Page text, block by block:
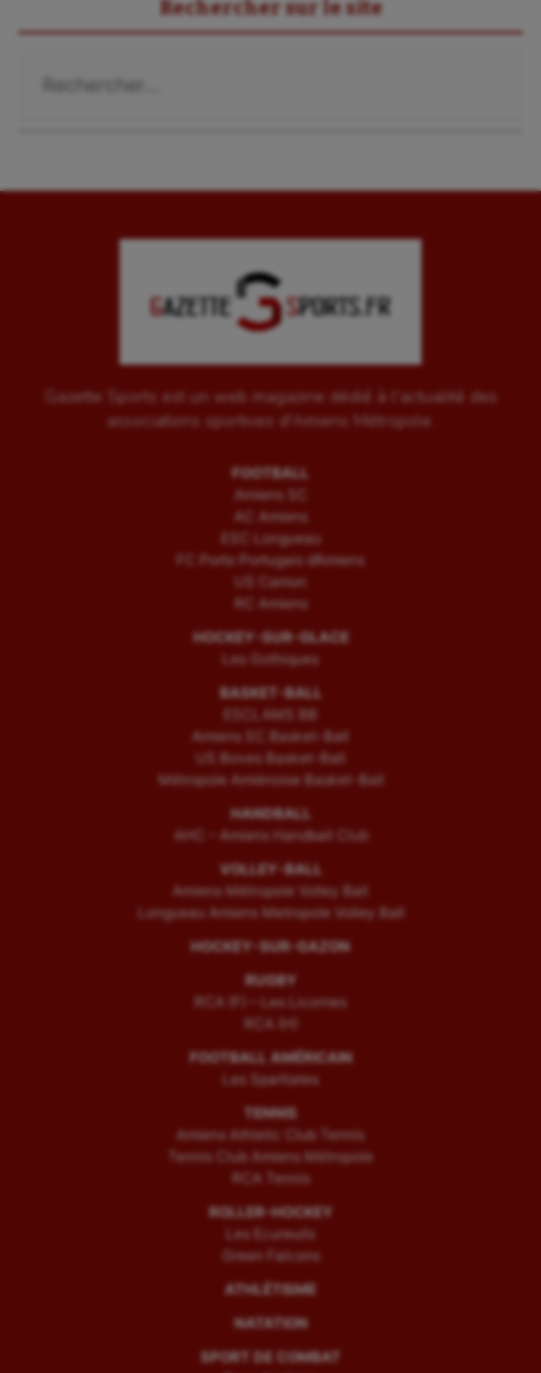
Sport-santé
Ultimate frisbee
UNSS
Voile
Water-polo
Rechercher sur le site
Gazette Sports est un web magazine dédié à l'actualité des
associations sportives d'Amiens Métropole.
FOOTBALL
Amiens SC
AC Amiens
ESC Longueau
FC Porto Portugais d’Amiens
US Camon
RC Amiens
HOCKEY-SUR-GLACE
Les Gothiques
BASKET-BALL
ESCLAMS BB
Amiens SC Basket-Ball
US Boves Basket-Ball
Métropole Amiénoise Basket-Ball
HANDBALL
AHC – Amiens Handball Club
VOLLEY-BALL
Amiens Métropole Volley Ball
Longueau Amiens Metropole Volley Ball
HOCKEY-SUR-GAZON
RUGBY
RCA (F) – Les Licornes
RCA (H)
FOOTBALL AMÉRICAIN
Les Spartiates
TENNIS
Amiens Athletic Club Tennis
Tennis Club Amiens Métropole
RCA Tennis
ROLLER-HOCKEY
Les Ecureuils
Green Falcons
ATHLÉTISME
NATATION
SPORT DE COMBAT